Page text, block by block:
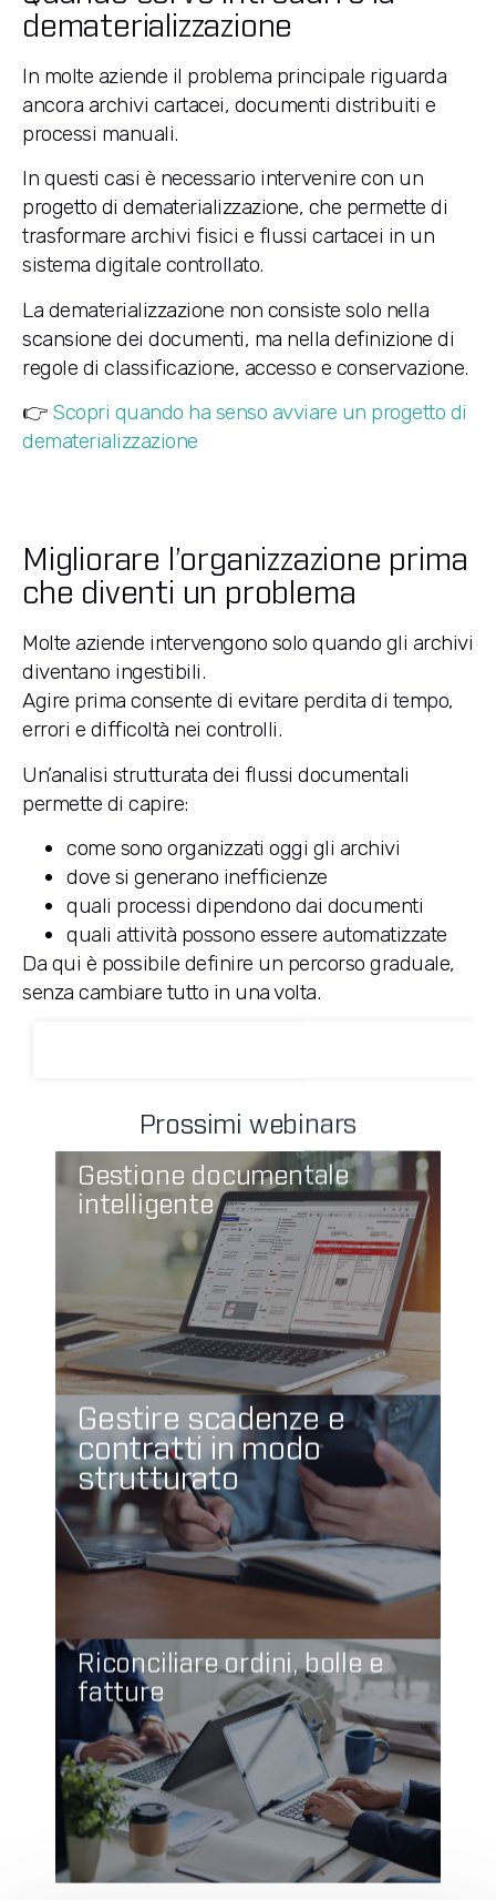
dematerializzazione
In molte aziende il problema principale riguarda
ancora archivi cartacei, documenti distribuiti e
processi manuali.
In questi casi è necessario intervenire con un
progetto di dematerializzazione, che permette di
trasformare archivi fisici e flussi cartacei in un
sistema digitale controllato.
La dematerializzazione non consiste solo nella
scansione dei documenti, ma nella definizione di
regole di classificazione, accesso e conservazione.
👉 Scopri quando ha senso avviare un progetto di
dematerializzazione
Migliorare l’organizzazione prima
che diventi un problema
Molte aziende intervengono solo quando gli archivi
diventano ingestibili.
Agire prima consente di evitare perdita di tempo,
errori e difficoltà nei controlli.
Un’analisi strutturata dei flussi documentali
permette di capire:
come sono organizzati oggi gli archivi
dove si generano inefficienze
quali processi dipendono dai documenti
quali attività possono essere automatizzate
Da qui è possibile definire un percorso graduale,
senza cambiare tutto in una volta.
Prossimi webinars
Gestione documentale
intelligente
Gestire scadenze e
contratti in modo
strutturato
Riconciliare ordini, bolle e
fatture